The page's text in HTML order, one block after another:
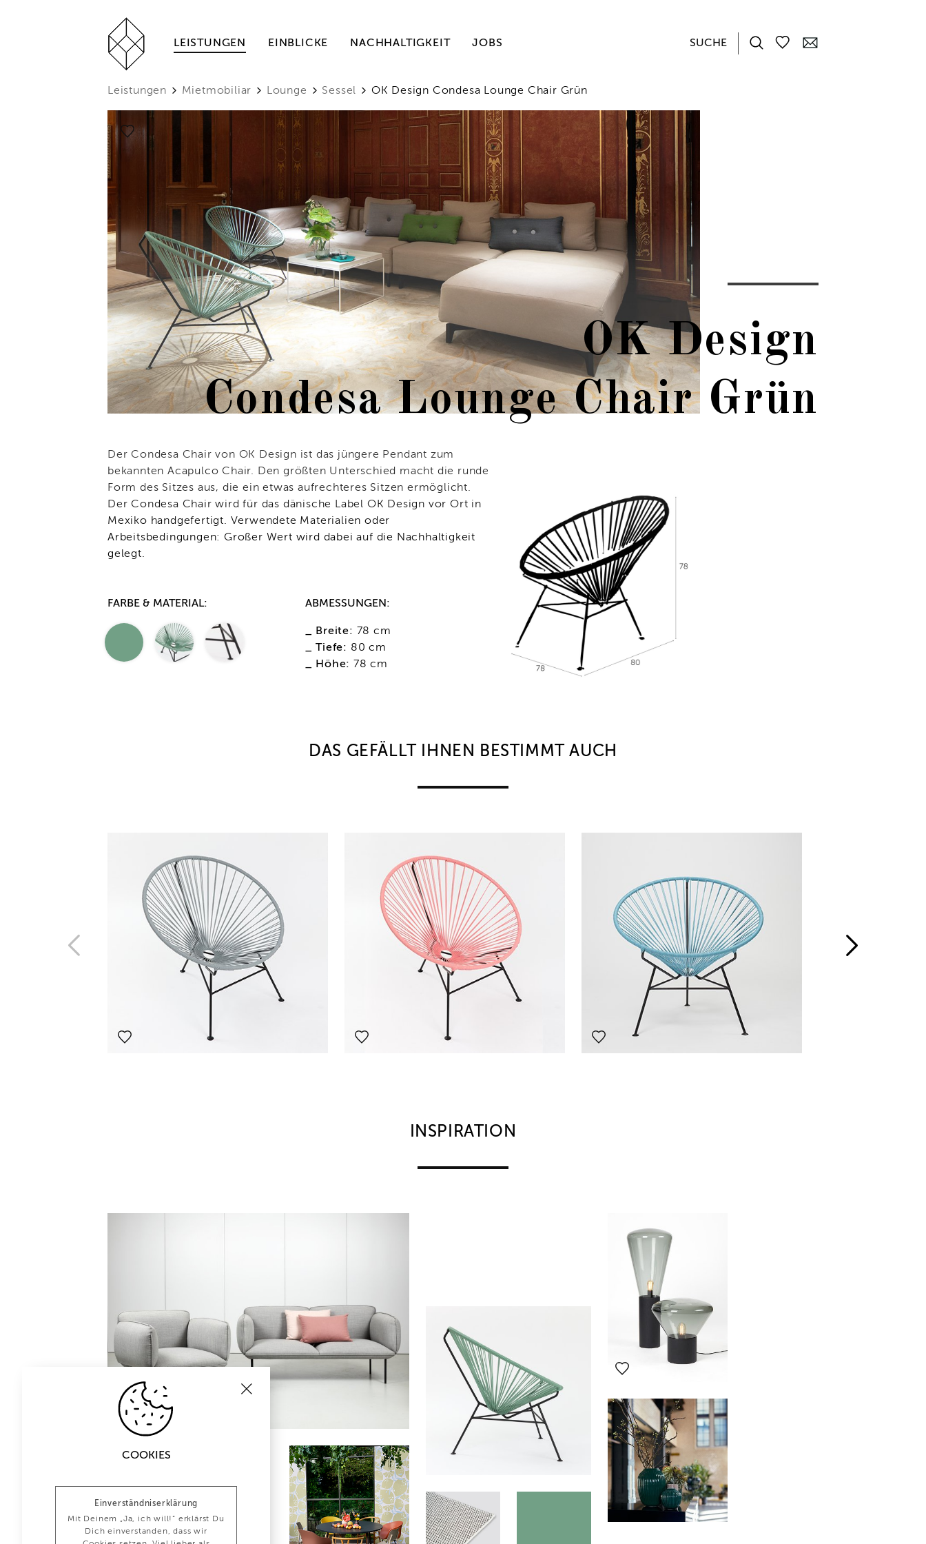
LEISTUNGEN EINBLICKE NACHHALTIGKEIT JOBS
Leistungen Mietmobiliar Lounge Sessel OK Design Condesa Lounge Chair Grün
OK Design
Condesa Lounge Chair Grün
Der Condesa Chair von OK Design ist das jüngere Pendant zum
bekannten Acapulco Chair. Den größten Unterschied macht die runde
Form des Sitzes aus, die ein etwas aufrechteres Sitzen ermöglicht.
Der Condesa Chair wird für das dänische Label OK Design vor Ort in
Mexiko handgefertigt. Verwendete Materialien oder
Arbeitsbedingungen: Großer Wert wird dabei auf die Nachhaltigkeit
gelegt.
FARBE & MATERIAL: ABMESSUNGEN:
_ Breite: 78 cm
_ Tiefe: 80 cm
_ Höhe: 78 cm
DAS GEFÄLLT IHNEN BESTIMMT AUCH
INSPIRATION
COOKIES
Einverständniserklärung
Mit Deinem „Ja, ich will!“ erklärst Du
Dich einverstanden, dass wir